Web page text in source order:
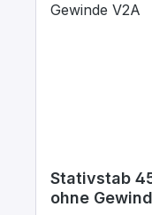
Stativstab
ohne